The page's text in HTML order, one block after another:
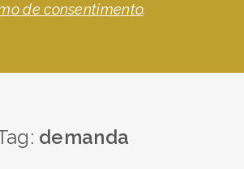
de consentimento.
demanda